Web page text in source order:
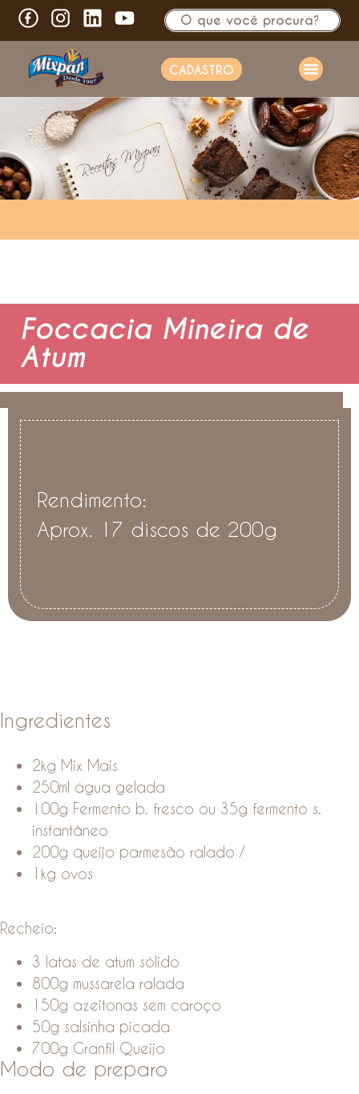
CADASTRO
Foccacia Mineira de
Atum
Rendimento:
Aprox. 17 discos de 200g
Ingredientes
2kg Mix Mais
250ml água gelada
100g Fermento b. fresco ou 35g fermento s.
instantâneo
200g queijo parmesão ralado /
1kg ovos
Recheio:
3 latas de atum sólido
800g mussarela ralada
150g azeitonas sem caroço
50g salsinha picada
700g Granfil Queijo
Modo de preparo